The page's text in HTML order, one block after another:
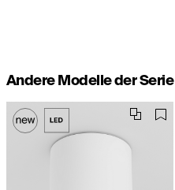
Andere Modelle der Serie